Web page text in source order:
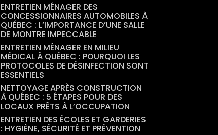
ENTRETIEN MÉNAGER DES
CONCESSIONNAIRES AUTOMOBILES À
QUÉBEC : L’IMPORTANCE D’UNE SALLE
DE MONTRE IMPECCABLE
ENTRETIEN MÉNAGER EN MILIEU
MÉDICAL À QUÉBEC : POURQUOI LES
PROTOCOLES DE DÉSINFECTION SONT
ESSENTIELS
NETTOYAGE APRÈS CONSTRUCTION
À QUÉBEC : 5 ÉTAPES POUR DES
LOCAUX PRÊTS À L’OCCUPATION
ENTRETIEN DES ÉCOLES ET GARDERIES
: HYGIÈNE, SÉCURITÉ ET PRÉVENTION